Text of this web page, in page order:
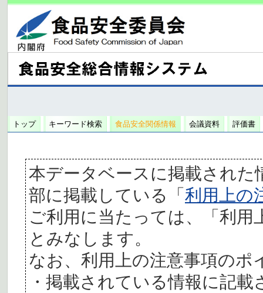
トップ キーワード検索 食品安全関係情報 会議資料 評価書
本データベースに掲載された
部に掲載している「利用上の
ご利用に当たっては、「利
とみなします。
なお、利用上の注意事項の
・掲載されている情報に記